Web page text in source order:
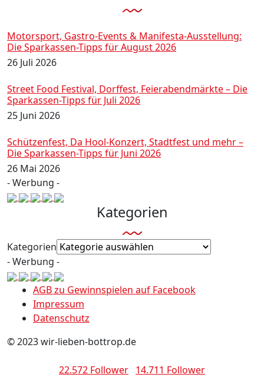
Motorsport, Gastro-Events & Manifesta-Ausstellung:
Die Sparkassen-Tipps für August 2026
26 Juli 2026
Street Food Festival, Dorffest, Feierabendmärkte – Die
Sparkassen-Tipps für Juli 2026
25 Juni 2026
Schützenfest, Da Hool-Konzert, Stadtfest und mehr –
Die Sparkassen-Tipps für Juni 2026
26 Mai 2026
- Werbung -
Kategorien
Kategorien
- Werbung -
AGB zu Gewinnspielen auf Facebook
Impressum
Datenschutz
© 2023 wir-lieben-bottrop.de
22.572 Follower 14.711 Follower